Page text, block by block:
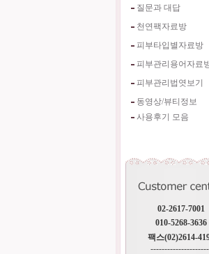
질문과 대답
천연팩자료방
피부타입별자료방
피부관리용어자료
피부관리법엿보기
동영상/뷰티정보
사용후기 모음
02-2617-7001
010-5268-3636
팩스(02)2614-
---------------------